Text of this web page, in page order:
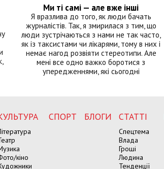
Ми ті самі — але вже інші
Я вразлива до того, як люди бачать
журналістів. Так, я змирилася з тим, що
люди зустрічаються з нами не так часто,
як із таксистами чи лікарями, тому в них і
немає нагод розвіяти стереотипи. Але
мені все одно важко боротися з
упередженнями, які сьогодні
кіно
СПОРТ БЛОГИ СТАТТІ
Спецтема
Влада
Гроші
Людина
Тенденції